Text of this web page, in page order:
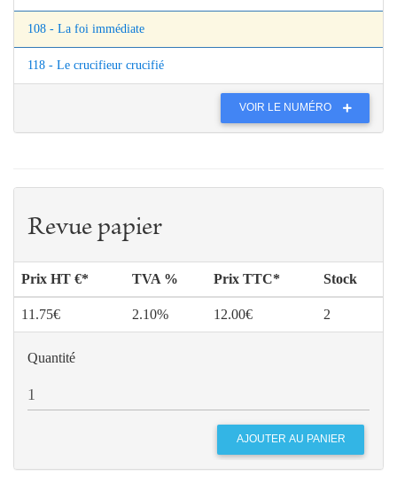
108 - La foi immédiate
118 - Le crucifieur crucifié
VOIR LE NUMÉRO
Revue papier
Prix HT €* TVA % Prix TTC* Stock
11.75€ 2.10% 12.00€ 2
Quantité